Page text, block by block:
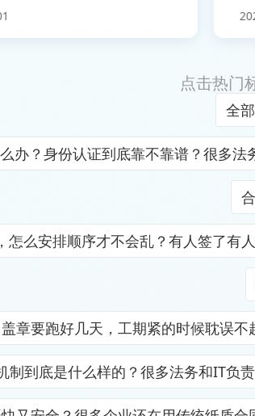
点击热门
全部
？身份认证到底靠不靠谱？很
么安排顺序才不会乱？有人签了
要跑好几天，工期紧的时候耽
到底是什么样的？很多法务和IT